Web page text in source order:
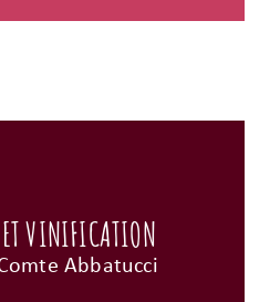
VINIFICATION
Abbatucci